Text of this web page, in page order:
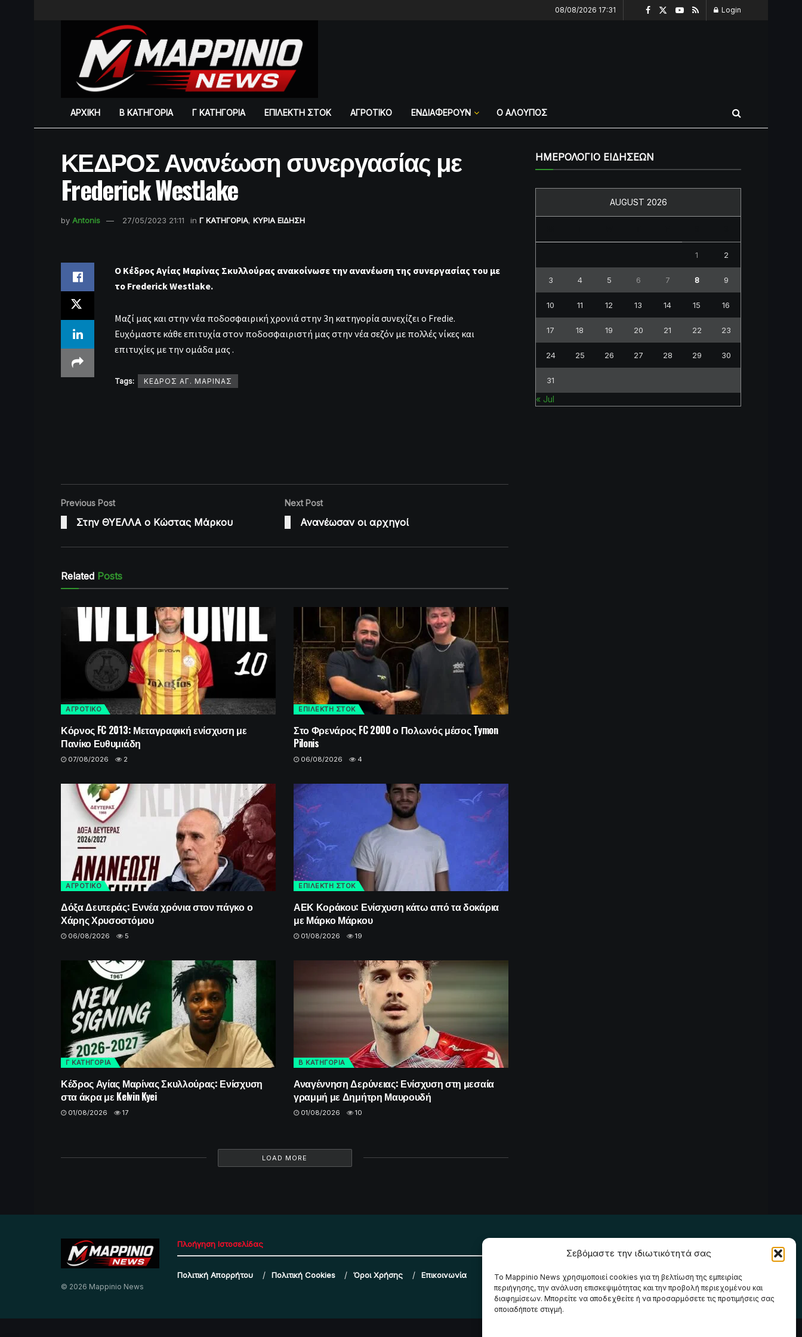
Σεβόμαστε την ιδιωτικότητά σας
Το Mappinio News χρησιμοποιεί cookies για τη βελτίωση της εμπειρίας
περιήγησης, την ανάλυση επισκεψιμότητας και την προβολή περιεχομένου και
διαφημίσεων. Μπορείτε να αποδεχθείτε ή να προσαρμόσετε τις προτιμήσεις σας
οποιαδήποτε στιγμή.
08/08/2026 17:31 Login
ΑΡΧΙΚΗ Β ΚΑΤΗΓΟΡΙΑ Γ ΚΑΤΗΓΟΡΙΑ ΕΠΙΛΕΚΤΗ ΣΤΟΚ ΑΓΡΟΤΙΚΟ ΕΝΔΙΑΦΕΡΟΥΝ Ο ΑΛΟΥΠΟΣ
ΚΕΔΡΟΣ Ανανέωση συνεργασίας με
Frederick Westlake
by Antonis 27/05/2023 21:11 in Γ ΚΑΤΗΓΟΡΙΑ, ΚΥΡΙΑ ΕΙΔΗΣΗ
Ο Κέδρος Αγίας Μαρίνας Σκυλλούρας ανακοίνωσε την ανανέωση της συνεργασίας του με
το Frederick Westlake.
Μαζί μας και στην νέα ποδοσφαιρική χρονιά στην 3η κατηγορία συνεχίζει ο Fredie.
Ευχόμαστε κάθε επιτυχία στον ποδοσφαιριστή μας στην νέα σεζόν με πολλές νίκες και
επιτυχίες με την ομάδα μας .
Tags: ΚΕΔΡΟΣ ΑΓ. ΜΑΡΙΝΑΣ
Previous Post
Στην ΘΥΕΛΛΑ ο Κώστας Μάρκου
Next Post
Ανανέωσαν οι αρχηγοί
Related Posts
ΑΓΡΟΤΙΚΟ
Κόρνος FC 2013: Μεταγραφική ενίσχυση με
Πανίκο Ευθυμιάδη
07/08/2026 2
ΕΠΙΛΕΚΤΗ ΣΤΟΚ
Στο Φρενάρος FC 2000 ο Πολωνός μέσος Tymon
Pilonis
06/08/2026 4
ΑΓΡΟΤΙΚΟ
Δόξα Δευτεράς: Εννέα χρόνια στον πάγκο ο
Χάρης Χρυσοστόμου
06/08/2026 5
ΕΠΙΛΕΚΤΗ ΣΤΟΚ
ΑΕΚ Κοράκου: Ενίσχυση κάτω από τα δοκάρια
με Μάρκο Μάρκου
01/08/2026 19
Γ ΚΑΤΗΓΟΡΙΑ
Κέδρος Αγίας Μαρίνας Σκυλλούρας: Ενίσχυση
στα άκρα με Kelvin Kyei
01/08/2026 17
Β ΚΑΤΗΓΟΡΙΑ
Αναγέννηση Δερύνειας: Ενίσχυση στη μεσαία
γραμμή με Δημήτρη Μαυρουδή
01/08/2026 10
LOAD MORE
ΗΜΕΡΟΛΟΓΙΟ ΕΙΔΗΣΕΩΝ
AUGUST 2026
1 2
3 4 5 6 7 8 9
10 11 12 13 14 15 16
17 18 19 20 21 22 23
24 25 26 27 28 29 30
31
« Jul
© 2026 Mappinio News
Πλοήγηση Ιστοσελίδας
Πολιτική Απορρήτου Πολιτική Cookies Όροι Χρήσης Επικοινωνία